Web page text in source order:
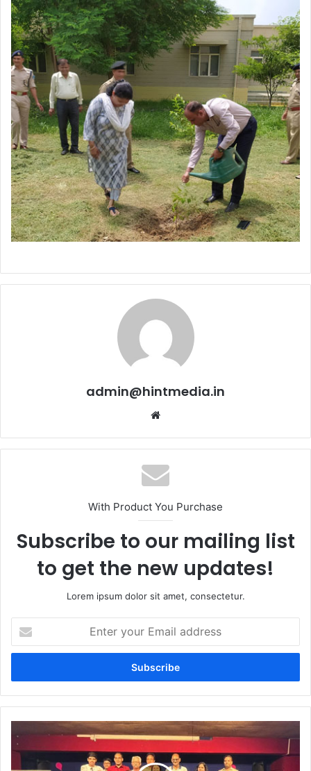
admin@hintmedia.in
With Product You Purchase
Subscribe to our mailing list
to get the new updates!
Lorem ipsum dolor sit amet, consectetur.
your
Email